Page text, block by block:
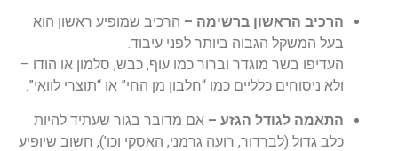
הרכיב הראשון ברשימה – הרכיב שמופיע ראשון הוא
בעל המשקל הגבוה ביותר לפני עיבוד.
העדיפו בשר מוגדר וברור כמו עוף, כבש, סלמון או הודו –
ולא ניסוחים כלליים כמו “חלבון מן החי” או “תוצרי לוואי”.
התאמה לגודל הגזע – אם מדובר בגור שעתיד להיות
כלב גדול (לברדור, רועה גרמני, האסקי וכו’), חשוב שיופיע